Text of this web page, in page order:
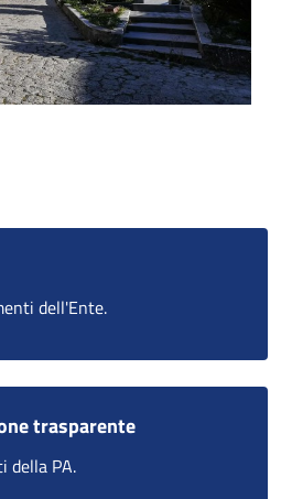
dell'Ente.
trasparente
della PA.